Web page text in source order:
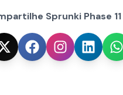
Sprunki Phase